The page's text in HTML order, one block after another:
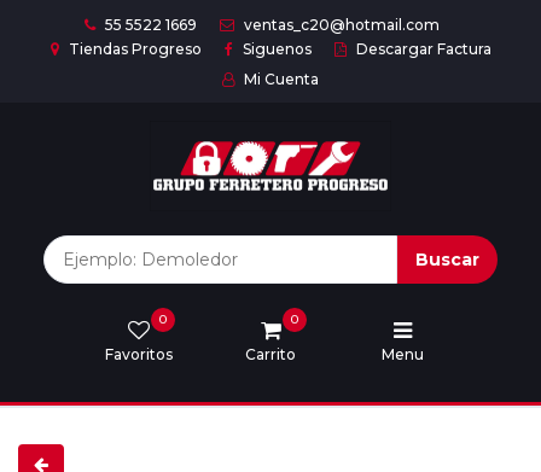
55 5522 1669
ventas_c20@hotmail.com
Tiendas Progreso
Siguenos
Descargar Factura
Mi Cuenta
Buscar
Favoritos
0
Carrito
0
Menu
Marcas
Descargar